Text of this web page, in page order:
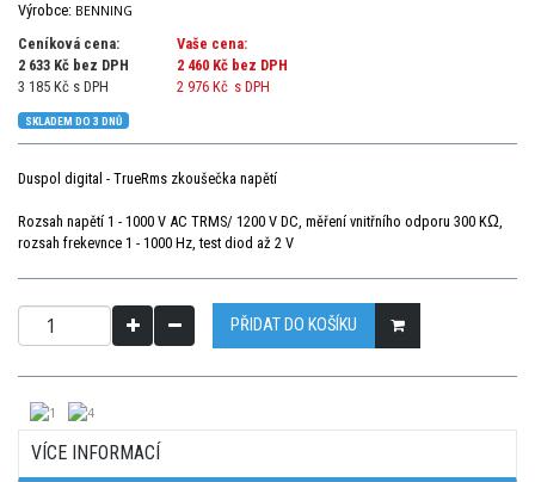
Výrobce: BENNING
Ceníková cena:
2 633 Kč bez DPH
3 185 Kč s DPH
Vaše cena:
2 460 Kč bez DPH
2 976 Kč s DPH
SKLADEM DO 3 DNŮ
Duspol digital - TrueRms zkoušečka napětí
Rozsah napětí 1 - 1000 V AC TRMS/ 1200 V DC, měření vnitřního odporu 300 KΩ,
rozsah frekevnce 1 - 1000 Hz, test diod až 2 V
PŘIDAT DO KOŠÍKU
VÍCE INFORMACÍ